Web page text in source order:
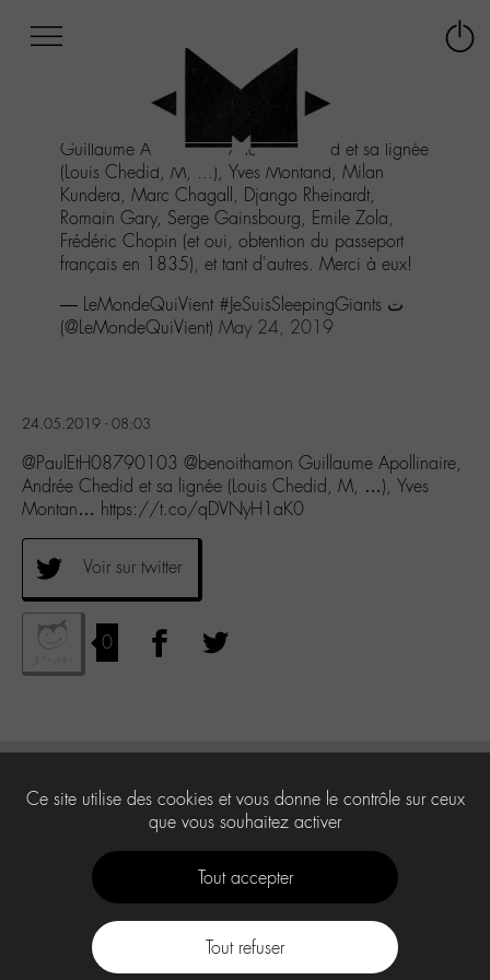
au
menu
Aller
contenu
Aller
recherche
Guillaume Apollinaire, Andrée Chedid et sa lignée
(Louis Chedid, M, ...), Yves Montand, Milan
Kundera, Marc Chagall, Django Rheinardt,
Romain Gary, Serge Gainsbourg, Emile Zola,
Frédéric Chopin (et oui, obtention du passeport
français en 1835), et tant d'autres. Merci à eux!
— LeMondeQuiVient #JeSuisSleepingGiants ت
(@LeMondeQuiVient) May 24, 2019
24.05.2019 - 08:03
@PaulEtH08790103 @benoithamon Guillaume Apollinaire,
Andrée Chedid et sa lignée (Louis Chedid, M, …), Yves
Montan… https://t.co/qDVNyH1aK0
Voir sur twitter
0
Ce site utilise des cookies et vous donne le contrôle sur ceux
que vous souhaitez activer
Tout accepter
Tout refuser